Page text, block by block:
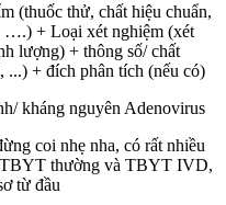
(thuốc thử, chất hiệu chuẩn,
….) + Loại xét nghiệm (xét
lượng) + thông số/ chất
...) + đích phân tích (nếu có)
kháng nguyên Adenovirus
coi nhẹ nha, có rất nhiều
TBYT thường và TBYT IVD,
từ đầu